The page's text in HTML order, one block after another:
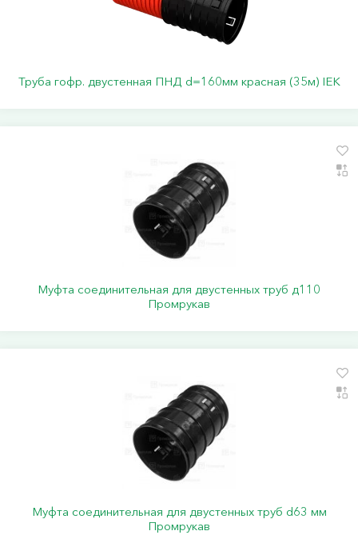
Труба гофр. двустенная ПНД d=160мм красная (35м) IEK
Муфта соединительная для двустенных труб д110
Промрукав
Муфта соединительная для двустенных труб d63 мм
Промрукав